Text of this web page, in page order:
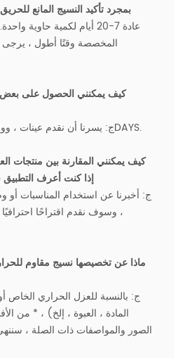
2.بمجرد تأكيد النسيج المانع
المخصصة وقتًا أطول ، يرجى
3. كيف يمكنني الحصول على بعض
ج: يسرنا أن نقدم عينات ، ووقت التسليم سيكون 3-7DAYS.
إذا كنت أعرف
ج: أخبرنا عن استخدام المناسبات أو
، وسوف نقدم اقتراحًا
5.ماذا عن تخصيصها نسيج مقاوم
ج: بالنسبة للعزل الحراري الخاص
المادة ، العبوة ، إلخ) ، * من
الصور والمواصفات ذات الصلة ،